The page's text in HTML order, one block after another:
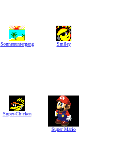
Sonnenuntergang
Smiley
Super-Chicken
Super Mario